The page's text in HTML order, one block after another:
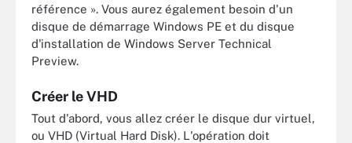
référence ». Vous aurez également besoin d'un
disque de démarrage Windows PE et du disque
d'installation de Windows Server Technical
Preview.
Créer le VHD
Tout d'abord, vous allez créer le disque dur virtuel,
ou VHD (Virtual Hard Disk). L'opération doit